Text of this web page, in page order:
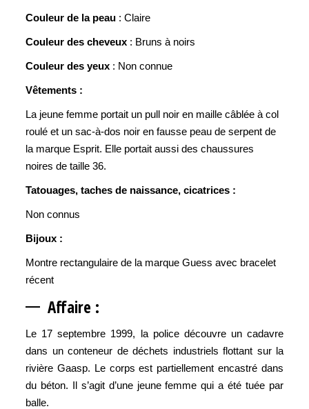
Couleur de la peau : Claire
Couleur des cheveux : Bruns à noirs
Couleur des yeux : Non connue
Vêtements :
La jeune femme portait un pull noir en maille câblée à col
roulé et un sac-à-dos noir en fausse peau de serpent de
la marque Esprit. Elle portait aussi des chaussures
noires de taille 36.
Tatouages, taches de naissance, cicatrices :
Non connus
Bijoux :
Montre rectangulaire de la marque Guess avec bracelet
récent
Affaire :
Le 17 septembre 1999, la police découvre un cadavre
dans un conteneur de déchets industriels flottant sur la
rivière Gaasp. Le corps est partiellement encastré dans
du béton. Il s’agit d’une jeune femme qui a été tuée par
balle.